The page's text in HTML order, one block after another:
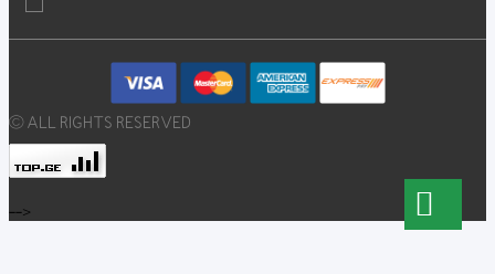
© ALL RIGHTS RESERVED
-->